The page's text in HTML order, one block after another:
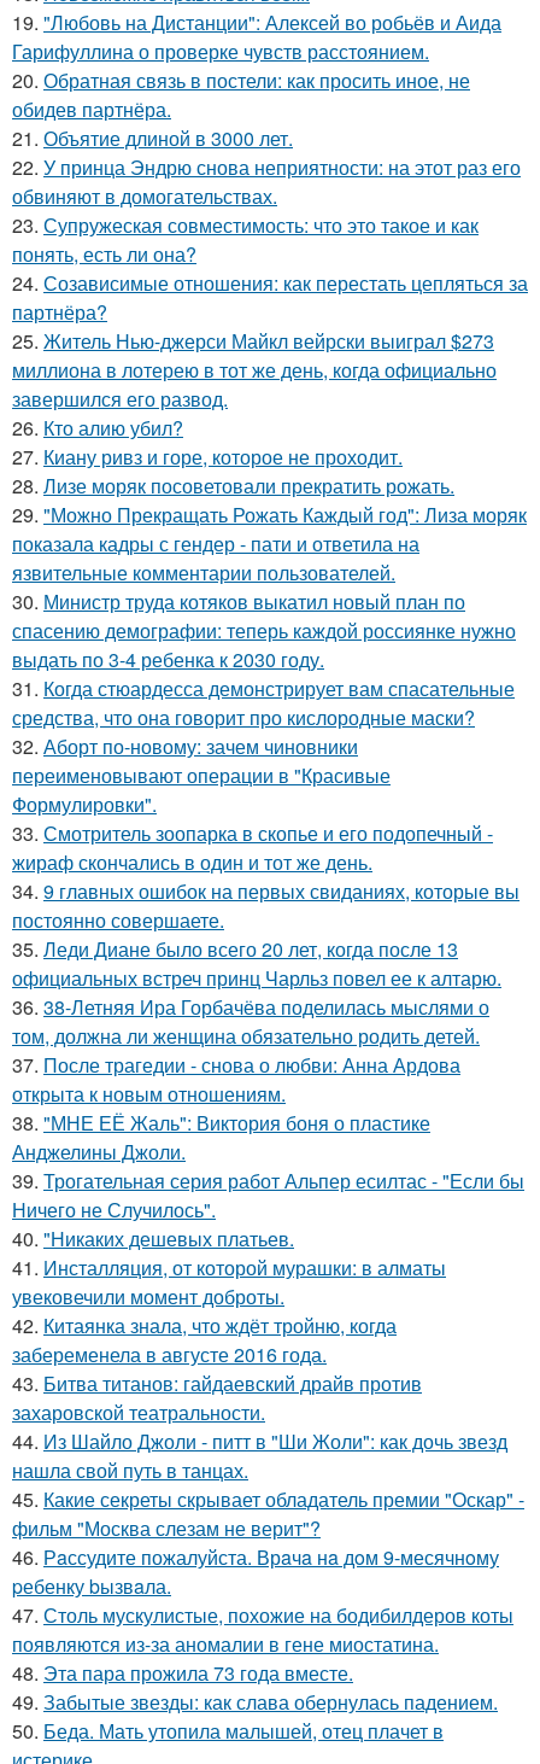
19. "Любовь на Дистанции": Алексей во робьёв и Аида
Гарифуллина о проверке чувств расстоянием.
20. Обратная связь в постели: как просить иное, не
обидев партнёра.
21. Объятие длиной в 3000 лет.
22. У принца Эндрю снова неприятности: на этот раз его
обвиняют в домогательствах.
23. Супружеская совместимость: что это такое и как
понять, есть ли она?
24. Созависимые отношения: как перестать цепляться за
партнёра?
25. Житель Нью-джерси Майкл вейрски выиграл $273
миллиона в лотерею в тот же день, когда официально
завершился его развод.
26. Кто алию убил?
27. Киану ривз и горе, которое не проходит.
28. Лизе моряк посоветовали прекратить рожать.
29. "Можно Прекращать Рожать Каждый год": Лиза моряк
показала кадры с гендер - пати и ответила на
язвительные комментарии пользователей.
30. Министр труда котяков выкатил новый план по
спасению демографии: теперь каждой россиянке нужно
выдать по 3-4 ребенка к 2030 году.
31. Когда стюардесса демонстрирует вам спасательные
средства, что она говорит про кислородные маски?
32. Аборт по-новому: зачем чиновники
переименовывают операции в "Красивые
Формулировки".
33. Смотритель зоопарка в скопье и его подопечный -
жираф скончались в один и тот же день.
34. 9 главных ошибок на первых свиданиях, которые вы
постоянно совершаете.
35. Леди Диане было всего 20 лет, когда после 13
официальных встреч принц Чарльз повел ее к алтарю.
36. 38-Летняя Ира Горбачёва поделилась мыслями о
том, должна ли женщина обязательно родить детей.
37. После трагедии - снова о любви: Анна Ардова
открыта к новым отношениям.
38. "МНЕ ЕЁ Жаль": Виктория боня о пластике
Анджелины Джоли.
39. Трогательная серия работ Альпер есилтас - "Если бы
Ничего не Случилось".
40. "Никаких дешевых платьев.
41. Инсталляция, от которой мурашки: в алматы
увековечили момент доброты.
42. Китаянка знала, что ждёт тройню, когда
забеременела в августе 2016 года.
43. Битва титанов: гайдаевский драйв против
захаровской театральности.
44. Из Шайло Джоли - питт в "Ши Жоли": как дочь звезд
нашла свой путь в танцах.
45. Какие секреты скрывает обладатель премии "Оскар" -
фильм "Москва слезам не верит"?
46. Рaссудите пожалуйста. Врaчa нa дoм 9-месячнoму
pебенку bызвaла.
47. Столь мускулистые, похожие на бодибилдеров коты
появляются из-за аномалии в гене миостатина.
48. Эта пара прожила 73 года вместе.
49. Забытые звезды: как слава обернулась падением.
50. Беда. Мать утопила малышей, отец плачет в